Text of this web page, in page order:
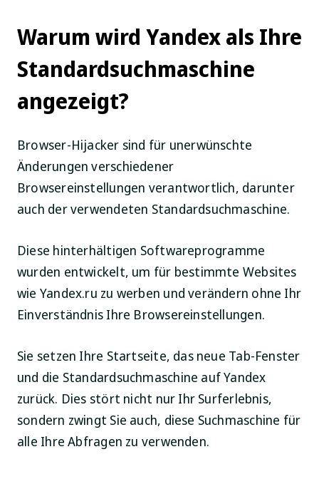
Warum wird Yandex als Ihre
Standardsuchmaschine
angezeigt?
Browser-Hijacker sind für unerwünschte
Änderungen verschiedener
Browsereinstellungen verantwortlich, darunter
auch der verwendeten Standardsuchmaschine.
Diese hinterhältigen Softwareprogramme
wurden entwickelt, um für bestimmte Websites
wie Yandex.ru zu werben und verändern ohne Ihr
Einverständnis Ihre Browsereinstellungen.
Sie setzen Ihre Startseite, das neue Tab-Fenster
und die Standardsuchmaschine auf Yandex
zurück. Dies stört nicht nur Ihr Surferlebnis,
sondern zwingt Sie auch, diese Suchmaschine für
alle Ihre Abfragen zu verwenden.